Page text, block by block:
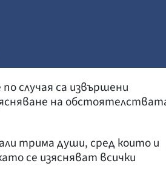
случая са извършени
на
трима души, сред които и
се изясняват всички